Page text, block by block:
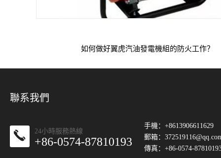
如何做好翼虎汽油發電機組的防火工作？
聯系我們
24小時服務熱線
+86-0574-87810193
手機：+8613906611629
郵箱：
傳真：+86-0574-